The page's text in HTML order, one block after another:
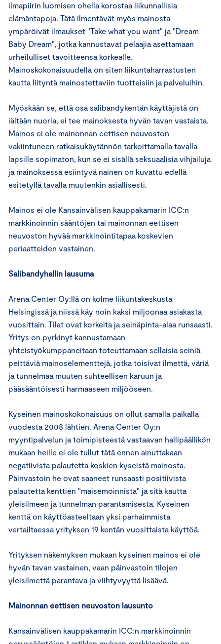
ilmapiirin luomisen ohella korostaa liikunnallisia
elämäntapoja. Tätä ilmentävät myös mainosta
ympäröivät ilmaukset "Take what you want" ja "Dream
Baby Dream", jotka kannustavat pelaajia asettamaan
urheilulliset tavoitteensa korkealle.
Mainoskokonaisuudella on siten liikuntaharrastusten
kautta liityntä mainostettaviin tuotteisiin ja palveluihin.
Myöskään se, että osa salibandykentän käyttäjistä on
iältään nuoria, ei tee mainoksesta hyvän tavan vastaista.
Mainos ei ole mainonnan eettisen neuvoston
vakiintuneen ratkaisukäytännön tarkoittamalla tavalla
lapsille sopimaton, kun se ei sisällä seksuaalisia vihjailuja
ja mainoksessa esiintyvä nainen on kuvattu edellä
esitetyllä tavalla muutenkin asiallisesti.
Mainos ei ole Kansainvälisen kauppakamarin ICC:n
markkinoinnin sääntöjen tai mainonnan eettisen
neuvoston hyvää markkinointitapaa koskevien
periaatteiden vastainen.
Salibandyhallin lausuma
Arena Center Oy:llä on kolme liikuntakeskusta
Helsingissä ja niissä käy noin kaksi miljoonaa asiakasta
vuosittain. Tilat ovat korkeita ja seinäpinta-alaa runsaasti.
Yritys on pyrkinyt kannustamaan
yhteistyökumppaneitaan toteuttamaan sellaisia seiniä
peittäviä mainoselementtejä, jotka toisivat ilmettä, väriä
ja tunnelmaa muuten suhteellisen karuun ja
pääsääntöisesti harmaaseen miljööseen.
Kyseinen mainoskokonaisuus on ollut samalla paikalla
vuodesta 2008 lähtien. Arena Center Oy:n
myyntipalvelun ja toimipisteestä vastaavan hallipäällikön
mukaan heille ei ole tullut tätä ennen ainuttakaan
negatiivista palautetta koskien kyseistä mainosta.
Päinvastoin he ovat saaneet runsaasti positiivista
palautetta kenttien "maisemoinnista" ja sitä kautta
yleisilmeen ja tunnelman parantamisesta. Kyseinen
kenttä on käyttöasteeltaan yksi parhaimmista
vertailtaessa yrityksen 19 kentän vuosittaista käyttöä.
Yrityksen näkemyksen mukaan kyseinen mainos ei ole
hyvän tavan vastainen, vaan päinvastoin tilojen
yleisilmettä parantava ja viihtyvyyttä lisäävä.
Mainonnan eettisen neuvoston lausunto
Kansainvälisen kauppakamarin ICC:n markkinoinnin